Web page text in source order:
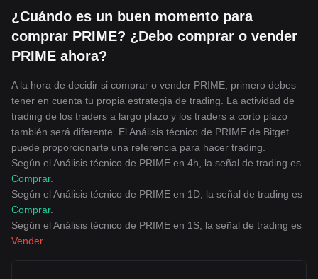
¿Cuándo es un buen momento para
comprar PRIME? ¿Debo comprar o vender
PRIME ahora?
A la hora de decidir si comprar o vender PRIME, primero debes
tener en cuenta tu propia estrategia de trading. La actividad de
trading de los traders a largo plazo y los traders a corto plazo
también será diferente. El Análisis técnico de PRIME de Bitget
puede proporcionarte una referencia para hacer trading.
Según el Análisis técnico de PRIME en 4h, la señal de trading es
Comprar.
Según el Análisis técnico de PRIME en 1D, la señal de trading es
Comprar.
Según el Análisis técnico de PRIME en 1S, la señal de trading es
Vender.